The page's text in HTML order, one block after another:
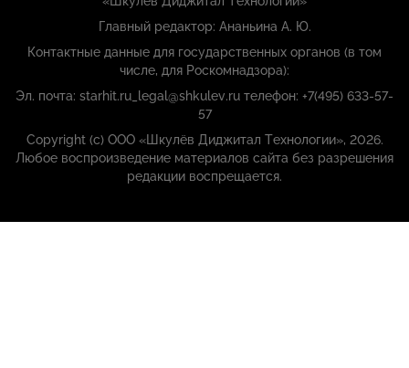
Главный редактор: Ананьина А. Ю.
Контактные данные для государственных органов (в том
числе, для Роскомнадзора):
Эл. почта: starhit.ru_legal@shkulev.ru телефон: +7(495) 633-57-
57
Copyright (с) ООО «Шкулёв Диджитал Технологии», 2026.
Любое воспроизведение материалов сайта без разрешения
редакции воспрещается.